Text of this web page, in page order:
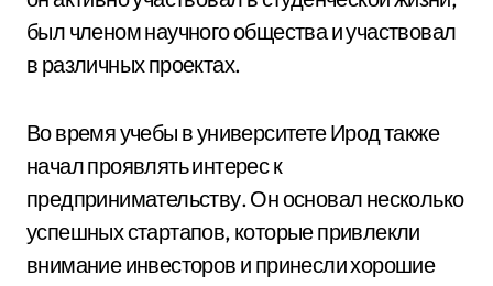
был членом научного общества и участвовал
в различных проектах.
Во время учебы в университете Ирод также
начал проявлять интерес к
предпринимательству. Он основал несколько
успешных стартапов, которые привлекли
внимание инвесторов и принесли хорошие